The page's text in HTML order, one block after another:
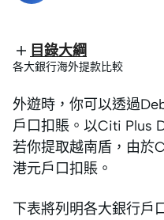
目錄大綱
各大銀行海外提款比較
外遊時，你可以透過
戶口扣賬。以Citi Plus
若你提取越南盾，由於
港元戶口扣賬。
下表將列明各大銀行戶